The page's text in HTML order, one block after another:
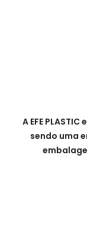
A EFE
sendo uma